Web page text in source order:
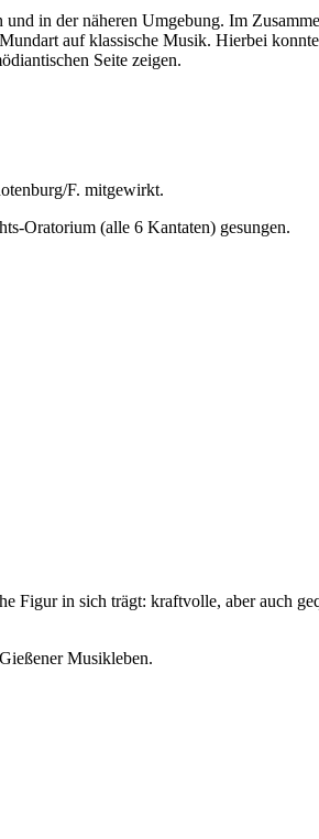
in der näheren Umgebung. Im
auf klassische Musik. Hierbei
Seite zeigen.
F. mitgewirkt.
Oratorium (alle 6 Kantaten) gesungen.
Figur in sich trägt: kraftvolle, aber auch
Musikleben.